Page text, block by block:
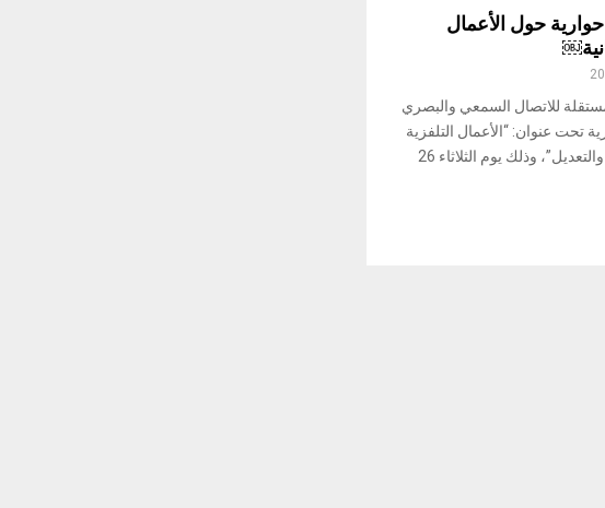
حول الأعمال
للاتصال السمعي والبصري
تحت عنوان: “الأعمال التلفزية
الرمضانية بين النقد والتعديل”، وذلك يوم الثلاثاء 26